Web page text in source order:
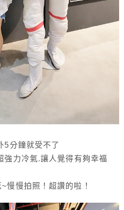
5分鐘就受不了
強力冷氣.讓人覺得有夠幸福
慢慢拍照！超讚的啦！